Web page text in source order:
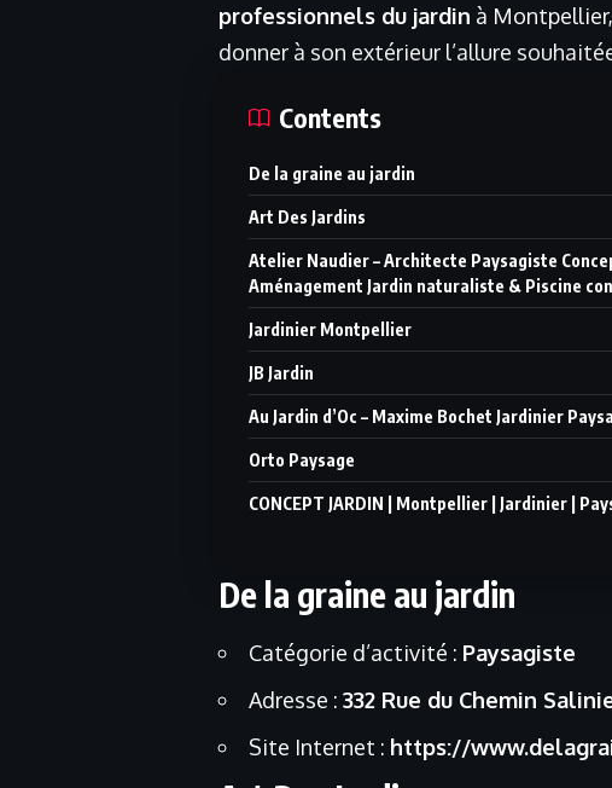
professionnels du jardin à
donner à son extérieur l’allure
Contents
De la graine au jardin
Art Des Jardins
Atelier Naudier – Architecte Paysagiste
Aménagement Jardin naturaliste & Piscine
Jardinier Montpellier
JB Jardin
Au Jardin d’Oc – Maxime Bochet Jardinier
Orto Paysage
CONCEPT JARDIN | Montpellier | Jardinier |
De la graine au jardin
Catégorie d’activité : Paysagiste
Adresse : 332 Rue du Chemin
Site Internet : https://